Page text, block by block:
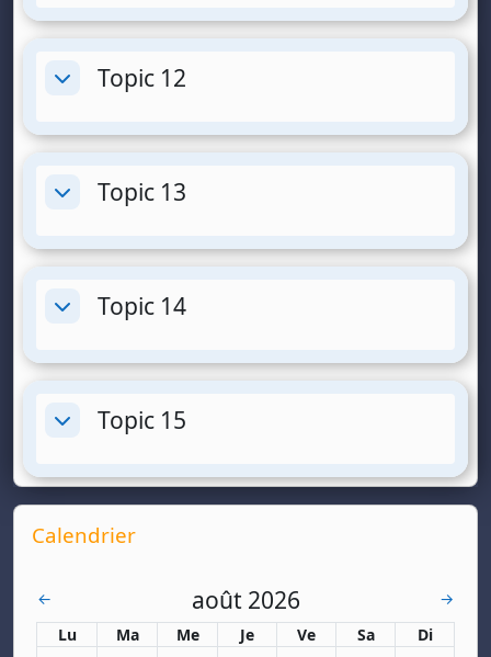
ReplierTopic 12
ReplierTopic 13
ReplierTopic 14
ReplierTopic 15
Supplementary blocks
Passer Calendrier
Calendrier
← août 2026
→
Lundi
Lu Mardi
Ma Mercredi
Me Jeudi
Je Vendredi
Ve Samedi
Sa Dimanche
Di